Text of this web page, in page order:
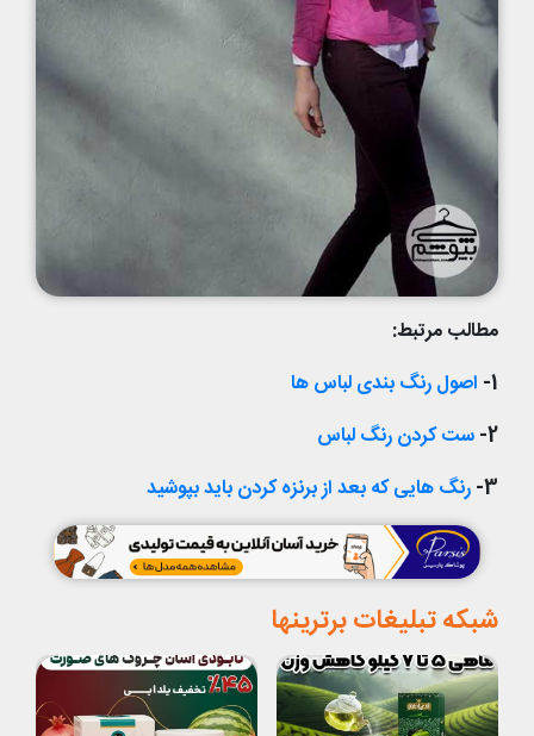
مطالب مرتبط:
1- اصول رنگ بندی لباس ها
2- ست کردن رنگ لباس
3- رنگ هایی که بعد از برنزه کردن باید بپوشید
شبکه تبلیغات برترینها